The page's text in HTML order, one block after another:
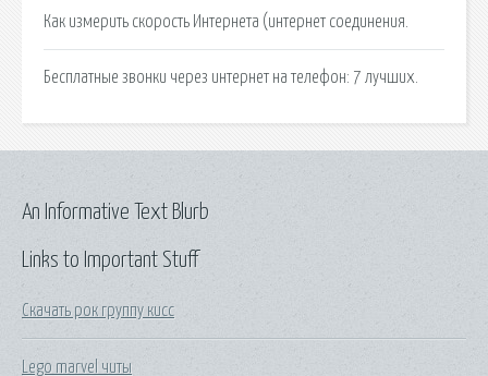
Как измерить скорость Интернета (интернет соединения.
Бесплатные звонки через интернет на телефон: 7 лучших.
Links to Important Stuff
Скачать рок группу кисс
Lego marvel читы
An Informative Text Blurb